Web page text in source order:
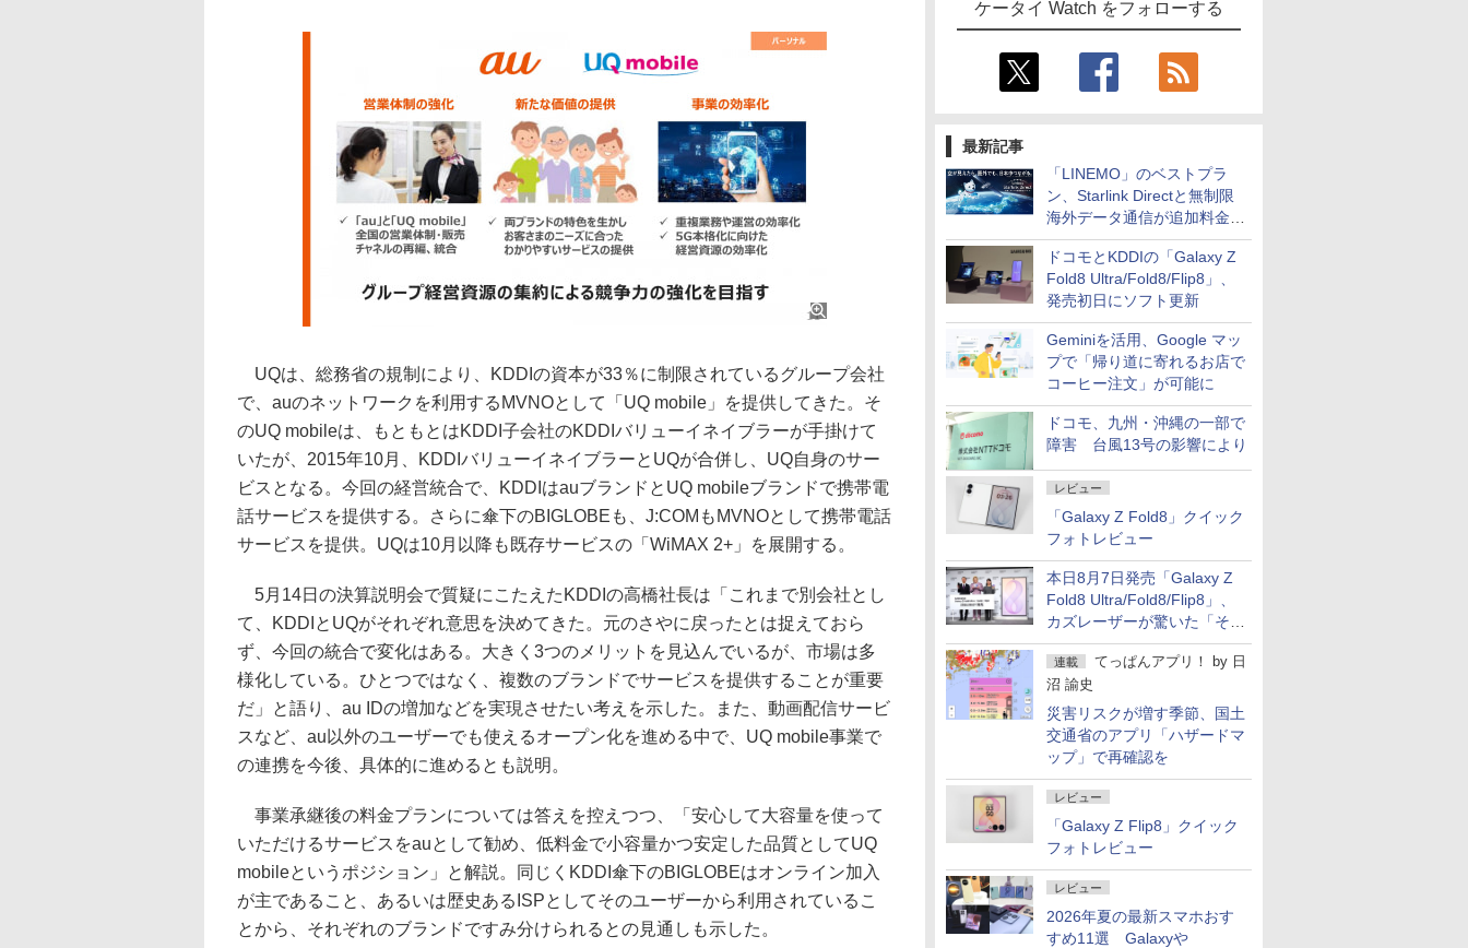
ケータイ Watch をフォローする
最新記事
「LINEMO」のベストプラ
ン、Starlink Directと無制限
海外データ通信が追加料金な
しに
ドコモとKDDIの「Galaxy Z
Fold8 Ultra/Fold8/Flip8」、
発売初日にソフト更新
Geminiを活用、Google マッ
プで「帰り道に寄れるお店で
コーヒー注文」が可能に
ドコモ、九州・沖縄の一部で
障害 台風13号の影響により
レビュー
「Galaxy Z Fold8」クイック
フォトレビュー
本日8月7日発売「Galaxy Z
Fold8 Ultra/Fold8/Flip8」、
カズレーザーが驚いた「そば
屋のメニュー並みの薄さ」
連載 てっぱんアプリ！ by 日
沼 諭史
災害リスクが増す季節、国土
交通省のアプリ「ハザードマ
ップ」で再確認を
レビュー
「Galaxy Z Flip8」クイック
フォトレビュー
レビュー
2026年夏の最新スマホおす
すめ11選 Galaxyや
UQは、総務省の規制により、KDDIの資本が33％に制限されているグループ会社
で、auのネットワークを利用するMVNOとして「UQ mobile」を提供してきた。そ
のUQ mobileは、もともとはKDDI子会社のKDDIバリューイネイブラーが手掛けて
いたが、2015年10月、KDDIバリューイネイブラーとUQが合併し、UQ自身のサー
ビスとなる。今回の経営統合で、KDDIはauブランドとUQ mobileブランドで携帯電
話サービスを提供する。さらに傘下のBIGLOBEも、J:COMもMVNOとして携帯電話
サービスを提供。UQは10月以降も既存サービスの「WiMAX 2+」を展開する。
5月14日の決算説明会で質疑にこたえたKDDIの高橋社長は「これまで別会社とし
て、KDDIとUQがそれぞれ意思を決めてきた。元のさやに戻ったとは捉えておら
ず、今回の統合で変化はある。大きく3つのメリットを見込んでいるが、市場は多
様化している。ひとつではなく、複数のブランドでサービスを提供することが重要
だ」と語り、au IDの増加などを実現させたい考えを示した。また、動画配信サービ
スなど、au以外のユーザーでも使えるオープン化を進める中で、UQ mobile事業で
の連携を今後、具体的に進めるとも説明。
事業承継後の料金プランについては答えを控えつつ、「安心して大容量を使って
いただけるサービスをauとして勧め、低料金で小容量かつ安定した品質としてUQ
mobileというポジション」と解説。同じくKDDI傘下のBIGLOBEはオンライン加入
が主であること、あるいは歴史あるISPとしてそのユーザーから利用されているこ
とから、それぞれのブランドですみ分けられるとの見通しも示した。